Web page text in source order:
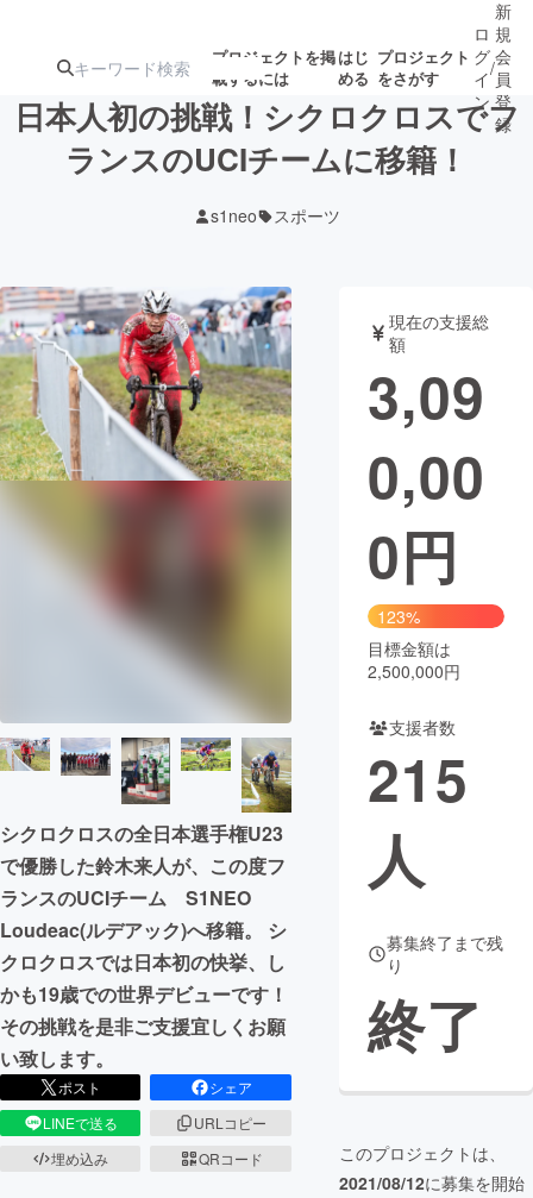
プロジェクトを掲
載するには
はじ
める
プロジェクト
をさがす
ジェクト
ロジェクト
アート・写真 音楽
テクノロジー・ガジェット ゲーム・サ
映像・映画
CAMPFIRE for Social Good
CAMPFIRE Creation
CAMPFIREふるさと納税
コミュニティ
ロ
グ
イ
ン
/
新
規
会
員
登
録
日本人初の挑戦！シクロクロスでフ
ランスのUCIチームに移籍！
s1neo スポーツ
シクロクロスの全日本選手権U23
で優勝した鈴木来人が、この度フ
ランスのUCIチーム S1NEO
Loudeac(ルデアック)へ移籍。 シ
クロクロスでは日本初の快挙、し
かも19歳での世界デビューです！
その挑戦を是非ご支援宜しくお願
い致します。
ポスト
シェア
LINEで送る
URLコピー
埋め込み
QRコード
現在の支援総
額
3,09
0,00
0円
123%
目標金額は
2,500,000円
支援者数
215
人
募集終了まで残
り
終了
このプロジェクトは、
2021/08/12に募集を開始